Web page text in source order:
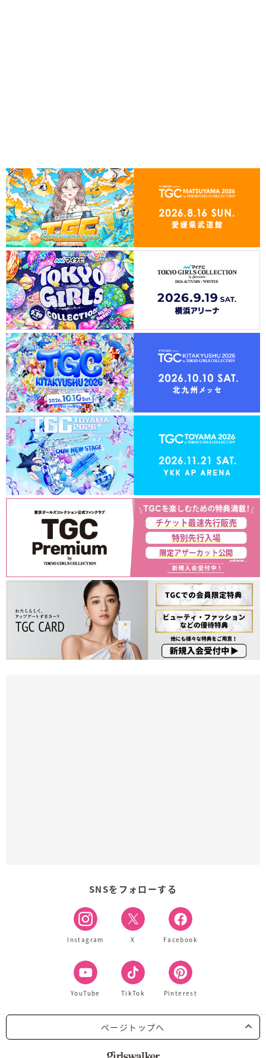
SNSをフォローする
Instagram X Facebook
YouTube TikTok Pinterest
ページトップへ